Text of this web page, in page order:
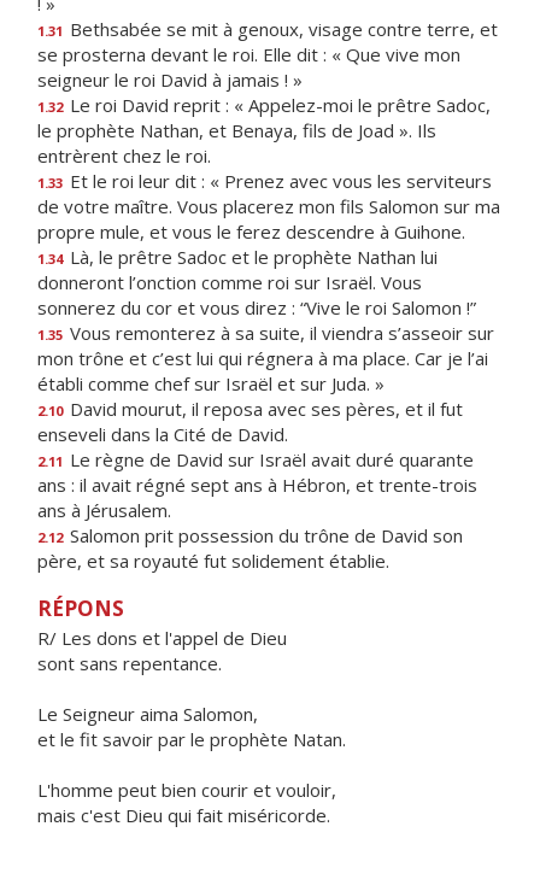
1.31 Bethsabée se mit à genoux, visage contre terre, et
se prosterna devant le roi. Elle dit : « Que vive mon
seigneur le roi David à jamais ! »
1.32 Le roi David reprit : « Appelez-moi le prêtre Sadoc,
le prophète Nathan, et Benaya, fils de Joad ». Ils
entrèrent chez le roi.
1.33 Et le roi leur dit : « Prenez avec vous les serviteurs
de votre maître. Vous placerez mon fils Salomon sur ma
propre mule, et vous le ferez descendre à Guihone.
1.34 Là, le prêtre Sadoc et le prophète Nathan lui
donneront l’onction comme roi sur Israël. Vous
sonnerez du cor et vous direz : “Vive le roi Salomon !”
1.35 Vous remonterez à sa suite, il viendra s’asseoir sur
mon trône et c’est lui qui régnera à ma place. Car je l’ai
établi comme chef sur Israël et sur Juda. »
2.10 David mourut, il reposa avec ses pères, et il fut
enseveli dans la Cité de David.
2.11 Le règne de David sur Israël avait duré quarante
ans : il avait régné sept ans à Hébron, et trente-trois
ans à Jérusalem.
2.12 Salomon prit possession du trône de David son
père, et sa royauté fut solidement établie.
RÉPONS
R/ Les dons et l'appel de Dieu
sont sans repentance.
Le Seigneur aima Salomon,
et le fit savoir par le prophète Natan.
L'homme peut bien courir et vouloir,
mais c'est Dieu qui fait miséricorde.